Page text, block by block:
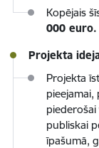
Kopējais
000 euro.
Projekta
Projekta
pieejamai,
publiskai
īpašumā,